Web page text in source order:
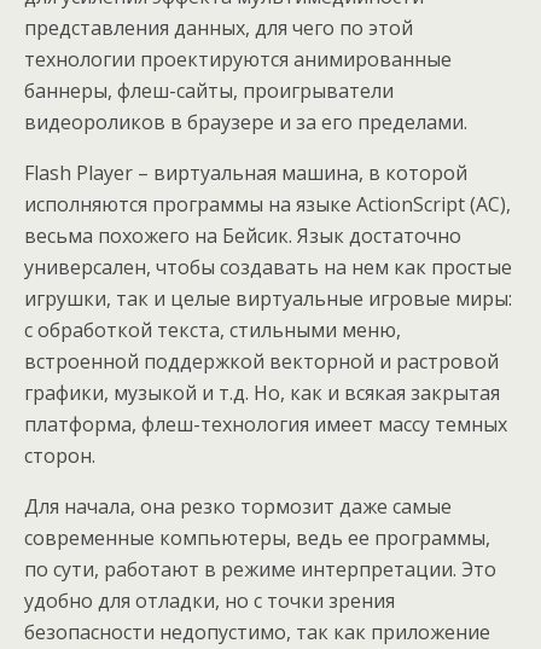
представления данных, для чего по этой
технологии проектируются анимированные
баннеры, флеш-сайты, проигрыватели
видеороликов в браузере и за его пределами.
Flash Player – виртуальная машина, в которой
исполняются программы на языке ActionScript (AC),
весьма похожего на Бейсик. Язык достаточно
универсален, чтобы создавать на нем как простые
игрушки, так и целые виртуальные игровые миры:
с обработкой текста, стильными меню,
встроенной поддержкой векторной и растровой
графики, музыкой и т.д. Но, как и всякая закрытая
платформа, флеш-технология имеет массу темных
сторон.
Для начала, она резко тормозит даже самые
современные компьютеры, ведь ее программы,
по сути, работают в режиме интерпретации. Это
удобно для отладки, но с точки зрения
безопасности недопустимо, так как приложение